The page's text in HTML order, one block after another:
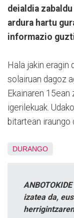
deialdia
ardura hartu
informazio
Hala jakin eragin
solairuan dagoz
Ekainaren
igerilekuak.
bitartean iraungo
DURANGO
izatea da,